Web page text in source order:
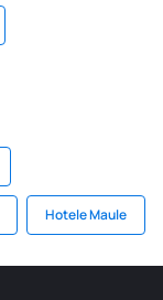
Hotele Maule